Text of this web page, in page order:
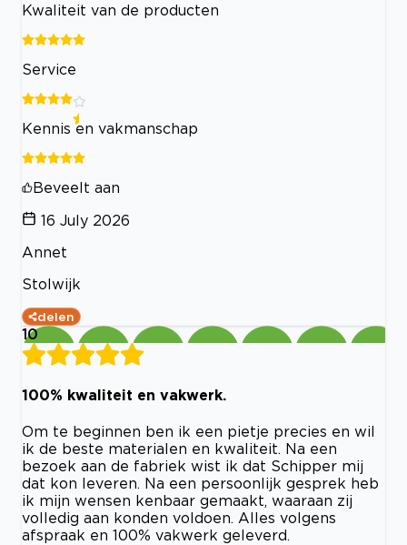
Kwaliteit van de producten
Service
Kennis en vakmanschap
Beveelt aan
16 July 2026
Annet
Stolwijk
delen
10
100% kwaliteit en vakwerk.
Om te beginnen ben ik een pietje precies en wil
ik de beste materialen en kwaliteit. Na een
bezoek aan de fabriek wist ik dat Schipper mij
dat kon leveren. Na een persoonlijk gesprek heb
ik mijn wensen kenbaar gemaakt, waaraan zij
volledig aan konden voldoen. Alles volgens
afspraak en 100% vakwerk geleverd.